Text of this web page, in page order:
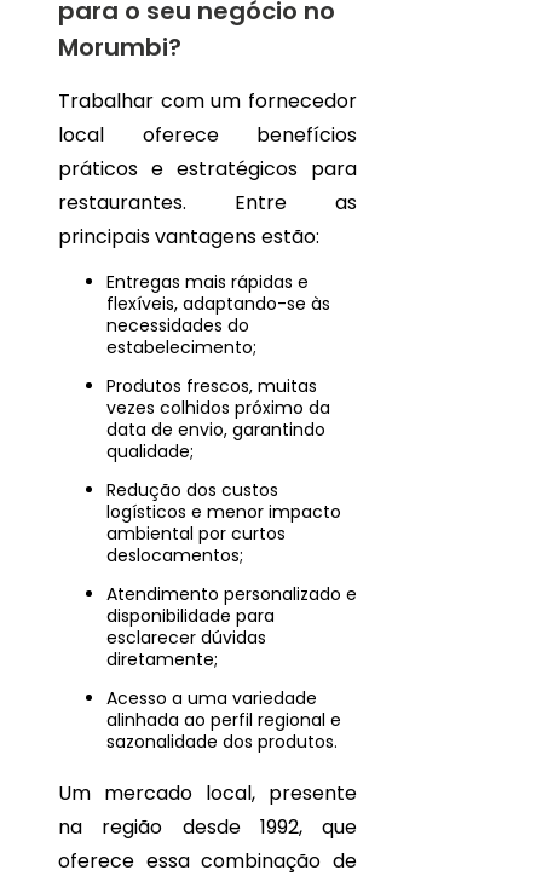
para o seu negócio no
Morumbi?
Trabalhar com um fornecedor
local oferece benefícios
práticos e estratégicos para
restaurantes. Entre as
principais vantagens estão:
Entregas mais rápidas e
flexíveis, adaptando-se às
necessidades do
estabelecimento;
Produtos frescos, muitas
vezes colhidos próximo da
data de envio, garantindo
qualidade;
Redução dos custos
logísticos e menor impacto
ambiental por curtos
deslocamentos;
Atendimento personalizado e
disponibilidade para
esclarecer dúvidas
diretamente;
Acesso a uma variedade
alinhada ao perfil regional e
sazonalidade dos produtos.
Um mercado local, presente
na região desde 1992, que
oferece essa combinação de